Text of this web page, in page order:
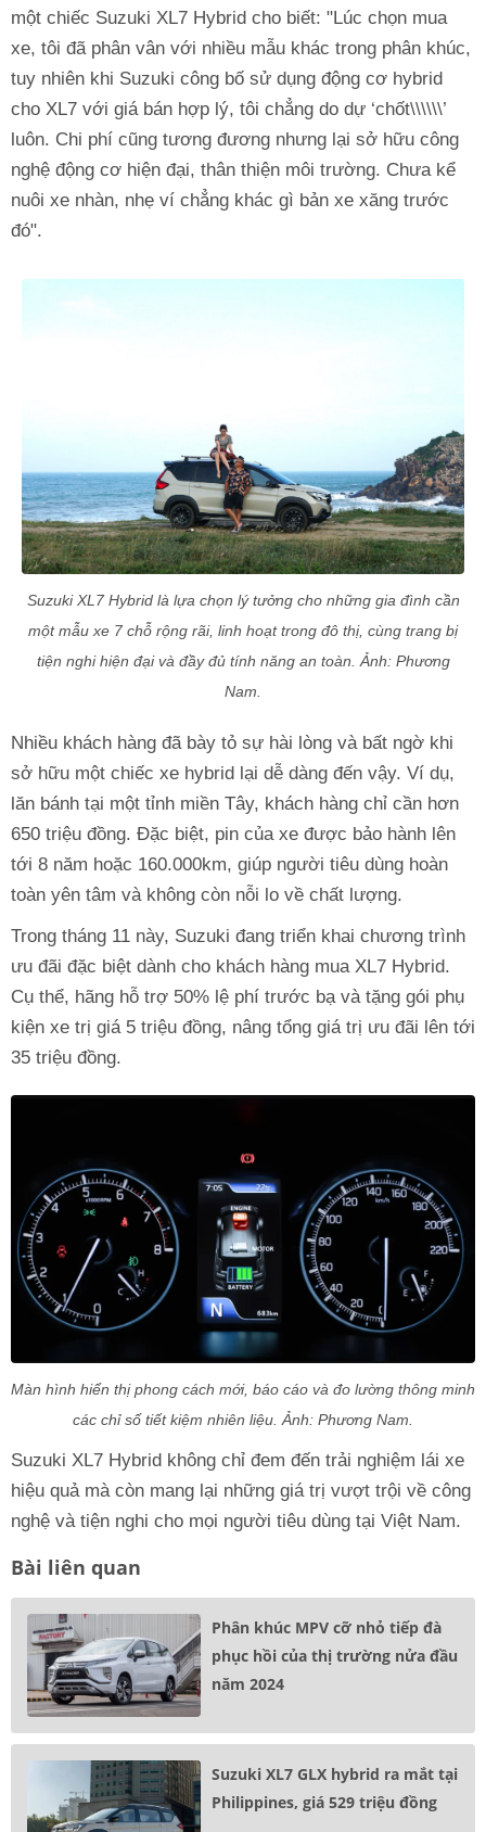
một chiếc Suzuki XL7 Hybrid cho biết: "Lúc chọn mua
xe, tôi đã phân vân với nhiều mẫu khác trong phân khúc,
tuy nhiên khi Suzuki công bố sử dụng động cơ hybrid
cho XL7 với giá bán hợp lý, tôi chẳng do dự ‘chốt\\\\\\’
luôn. Chi phí cũng tương đương nhưng lại sở hữu công
nghệ động cơ hiện đại, thân thiện môi trường. Chưa kể
nuôi xe nhàn, nhẹ ví chẳng khác gì bản xe xăng trước
đó".
Suzuki XL7 Hybrid là lựa chọn lý tưởng cho những gia đình cần
một mẫu xe 7 chỗ rộng rãi, linh hoạt trong đô thị, cùng trang bị
tiện nghi hiện đại và đầy đủ tính năng an toàn. Ảnh: Phương
Nam.
Nhiều khách hàng đã bày tỏ sự hài lòng và bất ngờ khi
sở hữu một chiếc xe hybrid lại dễ dàng đến vậy. Ví dụ,
lăn bánh tại một tỉnh miền Tây, khách hàng chỉ cần hơn
650 triệu đồng. Đặc biệt, pin của xe được bảo hành lên
tới 8 năm hoặc 160.000km, giúp người tiêu dùng hoàn
toàn yên tâm và không còn nỗi lo về chất lượng.
Trong tháng 11 này, Suzuki đang triển khai chương trình
ưu đãi đặc biệt dành cho khách hàng mua XL7 Hybrid.
Cụ thể, hãng hỗ trợ 50% lệ phí trước bạ và tặng gói phụ
kiện xe trị giá 5 triệu đồng, nâng tổng giá trị ưu đãi lên tới
35 triệu đồng.
Màn hình hiển thị phong cách mới, báo cáo và đo lường thông minh
các chỉ số tiết kiệm nhiên liệu. Ảnh: Phương Nam.
Suzuki XL7 Hybrid không chỉ đem đến trải nghiệm lái xe
hiệu quả mà còn mang lại những giá trị vượt trội về công
nghệ và tiện nghi cho mọi người tiêu dùng tại Việt Nam.
Bài liên quan
Phân khúc MPV cỡ nhỏ tiếp đà
phục hồi của thị trường nửa đầu
năm 2024
Suzuki XL7 GLX hybrid ra mắt tại
Philippines, giá 529 triệu đồng